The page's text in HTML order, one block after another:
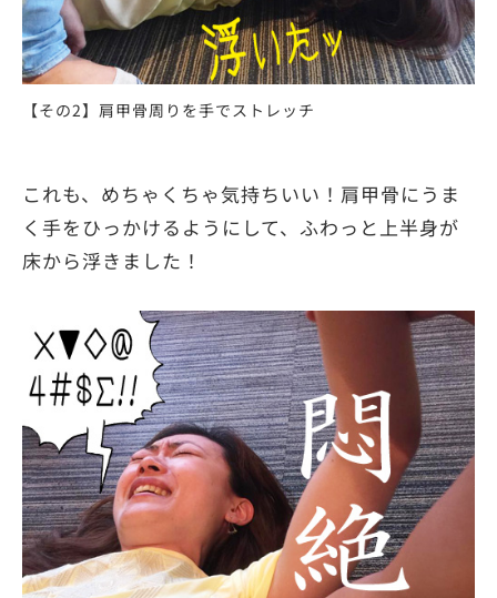
【その2】肩甲骨周りを手でストレッチ
これも、めちゃくちゃ気持ちいい！肩甲骨にうま
く手をひっかけるようにして、ふわっと上半身が
床から浮きました！